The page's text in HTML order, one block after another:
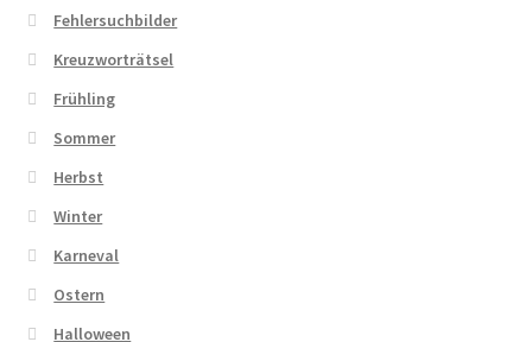
Fehlersuchbilder
Kreuzworträtsel
Frühling
Sommer
Herbst
Winter
Karneval
Ostern
Halloween